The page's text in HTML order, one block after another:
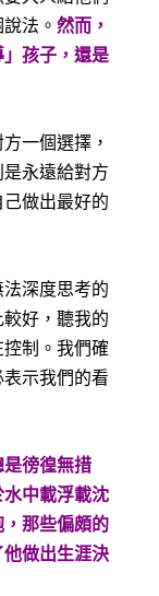
法。 然而，
孩子，還是
一個選擇，
永遠給對方
做出最好的
深度思考的
好，聽我的
制。我們確
示我們的看
徬徨無措
中載浮載沈
那些偏頗的
做出生涯決